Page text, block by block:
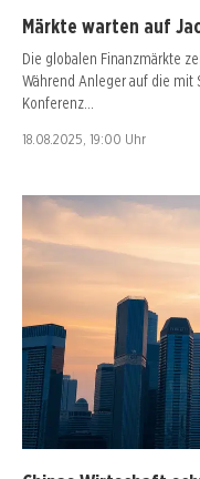
Märkte warten auf
Die globalen Finanzmärkte
Während Anleger auf die mit
Konferenz…
18.08.2025, 19:00 Uhr